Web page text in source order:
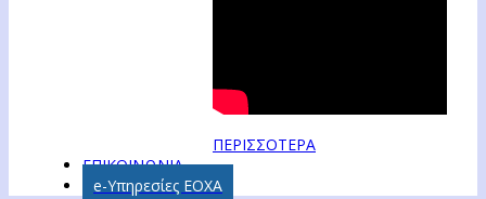
ΠΕΡΙΣΣΟΤΕΡΑ
ΕΠΙΚΟΙΝΩΝΙΑ
e-Υπηρεσίες ΕΟΧΑ